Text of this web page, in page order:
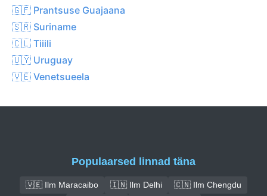
🇬🇫 Prantsuse Guajaana
🇸🇷 Suriname
🇨🇱 Tiiili
🇺🇾 Uruguay
🇻🇪 Venetsueela
Populaarsed linnad täna
🇻🇪 Ilm Maracaibo 🇮🇳 Ilm Delhi
🇨🇳 Ilm Chengdu